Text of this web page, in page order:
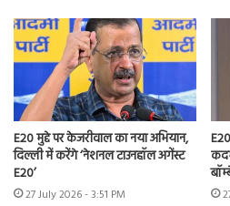
E20 मुद्दे पर केजरीवाल का नया अभियान,
दिल्ली में करेंगे ‘नेशनल टाउनहॉल अगेंस्ट
E20’
27 July 2026 - 3:51 PM